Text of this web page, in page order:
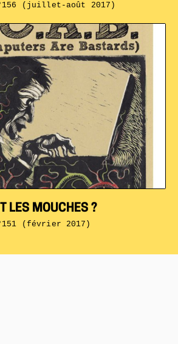
LES MOUCHES ?
(février 2017)
(juillet-août 2017)